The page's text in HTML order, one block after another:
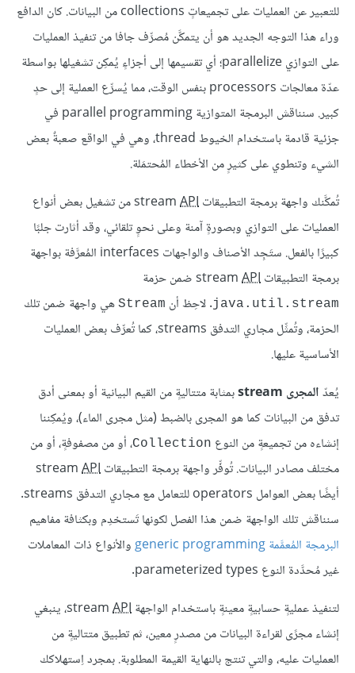
للتعبير عن العمليات على تجميعاتٍ collections من البيانات. كان الدافع
وراء هذا التوجه الجديد هو أن يتمكَّن مُصرِّف جافا من تنفيذ العمليات
على التوازي parallelize؛ أي تقسيمها إلى أجزاءٍ يُمكِن تشغيلها بواسطة
عدّة معالجات processors بنفس الوقت، مما يُسرِّع العملية إلى حدٍ
كبير. سنناقش البرمجة المتوازية parallel programming في
جزئية قادمة باستخدام الخيوط thread، وهي في الواقع صعبةٌ بعض
الشيء وتنطوي على كثيرٍ من الأخطاء المُحتمَلة.
تُمكَّنك واجهة برمجة التطبيقات streamAPI
من تشغيل بعض أنواع
العمليات على التوازي وبصورةٍ آمنة وعلى نحوٍ تلقائي، وقد أثارت جلبًا
كبيرًا بالفعل. ستَجِد الأصناف والواجهات interfaces المُعرَّفة بواجهة
برمجة التطبيقات streamAPI ضمن حزمة
java.util.stream. لاحِظ أن Stream هي واجهة ضمن تلك
الحزمة، وتُمثِّل مجاري التدفق streams، كما تُعرِّف بعض العمليات
الأساسية عليها.
يُعدّالمجرى stream
بمثابة متتاليةٍ من القيم البيانية أو بمعنى أدق
تدفق من البيانات كما هو المجرى بالضبط (مثل مجرى الماء)، ويُمكِننا
إنشاءه من تجميعةٍ من النوع Collection، أو من مصفوفةٍ، أو من
مختلف مصادر البيانات. تُوفِّر واجهة برمجة التطبيقات streamAPI
أيضًا بعض العوامل operators للتعامل مع مجاري التدفق streams.
سنناقش تلك الواجهة ضمن هذا الفصل لكونها تَستخدِم وبكثافة مفاهيم
البرمجة المُعمَّمة generic programming
والأنواع ذات المعاملات
غير مُحدَّدة النوع parameterized types.
لتنفيذ عمليةٍ حسابيةٍ معينةٍ باستخدام الواجهة streamAPI
، ينبغي
إنشاء مجرًى لقراءة البيانات من مصدرٍ معين، ثم تطبيق متتاليةٍ من
العمليات عليه، والتي تنتج بالنهاية القيمة المطلوبة. بمجرد اِستهلاكك